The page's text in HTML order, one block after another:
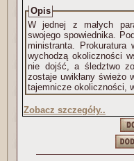
Opis
W jednej z małych
swojego spowiednika.
ministranta. Prokuratura
wychodzą okoliczności
nie dojść, a śledztwo
zostaje uwikłany świeżo
tajemnicze okoliczności,
Zobacz szczegóły..